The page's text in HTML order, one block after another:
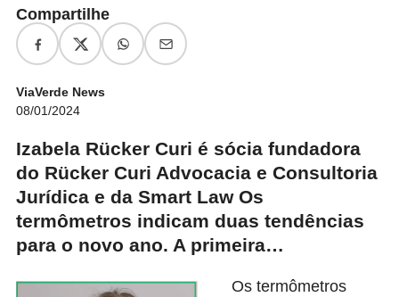
Compartilhe
ViaVerde News
08/01/2024
Izabela Rücker Curi é sócia fundadora
do Rücker Curi Advocacia e Consultoria
Jurídica e da Smart Law Os
termômetros indicam duas tendências
para o novo ano. A primeira…
Os termômetros